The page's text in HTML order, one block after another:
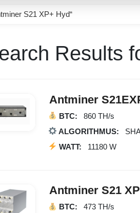
S21 XP+ Hyd“
Results
Antminer
BTC: 860 TH/s
ALGORITHMUS:
WATT: 11180 W
Antminer S21
BTC: 473 TH/s